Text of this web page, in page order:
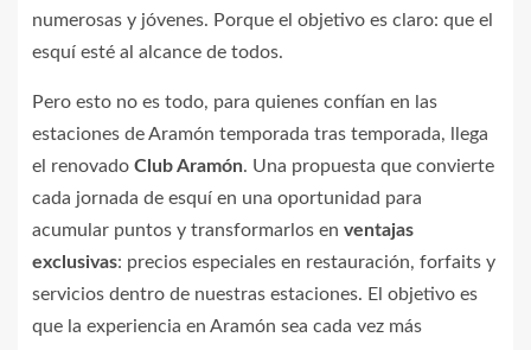
numerosas y jóvenes. Porque el objetivo es claro: que el
esquí esté al alcance de todos.
Pero esto no es todo, para quienes confían en las
estaciones de Aramón temporada tras temporada, llega
el renovado Club Aramón. Una propuesta que convierte
cada jornada de esquí en una oportunidad para
acumular puntos y transformarlos en ventajas
exclusivas: precios especiales en restauración, forfaits y
servicios dentro de nuestras estaciones. El objetivo es
que la experiencia en Aramón sea cada vez más